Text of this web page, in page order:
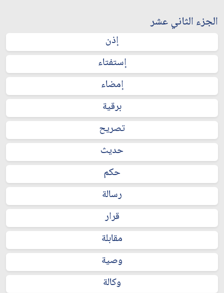
الجزء الثاني عشر
إذن
إستفتاء
إمضاء
برقية
تصريح
حديث
حكم
رسالة
قرار
مقابلة
وصية
وكالة